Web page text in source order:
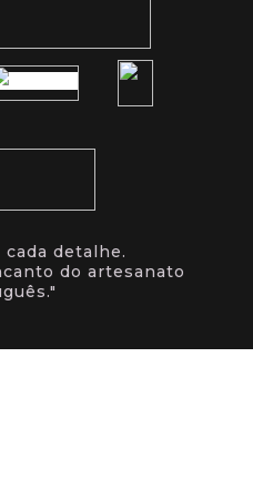
detalhe.
do artesanato